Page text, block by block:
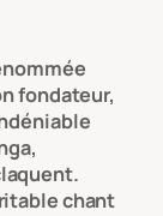
fondateur,
chant